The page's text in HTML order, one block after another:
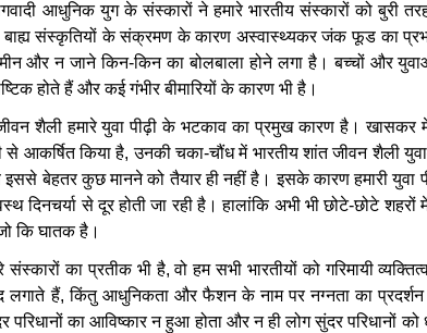
आधुनिक युग के संस्कारों ने हमारे भारतीय संस्कारों को बुरी
बाह्य संस्कृतियों के संक्रमण के कारण अस्वास्थ्यकर जंक फूड का
और न जाने किन-किन का बोलबाला होने लगा है। बच्चों और
होते हैं और कई गंभीर बीमारियों के कारण भी है।
शैली हमारे युवा पीढ़ी के भटकाव का प्रमुख कारण है। खासकर
से आकर्षित किया है,उनकी चका-चौंध में भारतीय शांत जीवन शैली
इससे बेहतर कुछ मानने को तैयार ही नहीं है। इसके कारण हमारी युवा
दिनचर्या से दूर होती जा रही है। हालांकि अभी भी छोटे-छोटे शहरों
कि घातक है।
संस्कारों का प्रतीक भी है,वो हम सभी भारतीयों को गरिमायी
लगाते हैं,किंतु आधुनिकता और फैशन के नाम पर नग्नता का प्रदर्शन
परिधानों का आविष्कार न हुआ होता और न ही लोग सुंदर परिधानों को